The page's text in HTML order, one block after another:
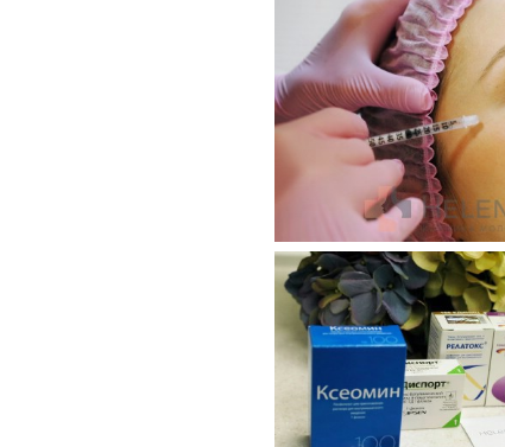
Неодимовое
лечение акне c Clear
Консультация с 3D-
диагностикой LifeViz